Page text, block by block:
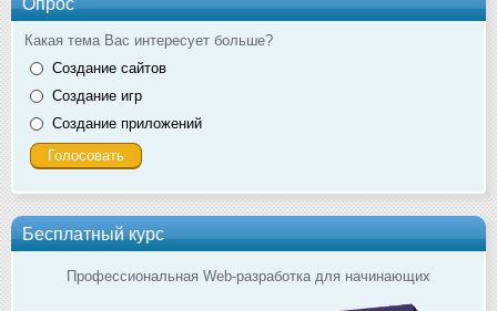
Какая тема Вас интересует больше?
Создание сайтов
Создание игр
Создание приложений
Бесплатный курс
Профессиональная Web-разработка для начинающих